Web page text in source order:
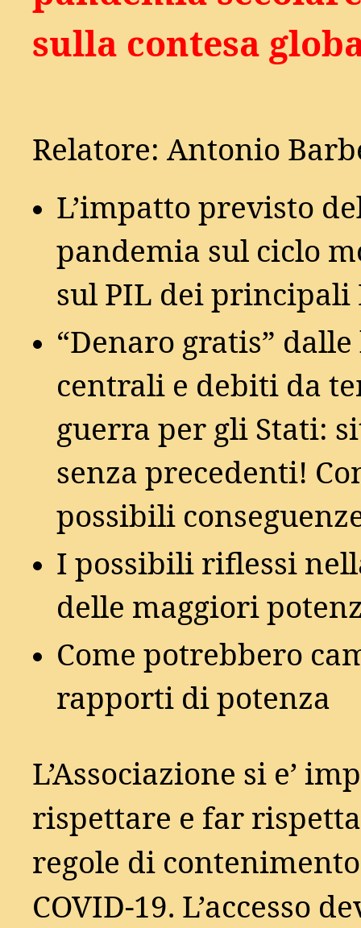
sulla contesa
Relatore: Antonio
L’impatto previsto
pandemia sul ciclo
sul PIL dei principali
“Denaro gratis”
centrali e debiti da
guerra per gli Stati:
senza precedenti!
possibili
I possibili riflessi
delle maggiori
Come potrebbero
rapporti di potenza
L’Associazione si e’
rispettare e far
regole di
COVID-19. L’accesso